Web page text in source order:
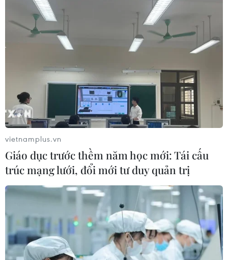
vietnamplus.vn
Giáo dục trước thềm năm học mới: Tái cấu
trúc mạng lưới, đổi mới tư duy quản trị